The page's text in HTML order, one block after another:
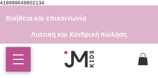
418999649802134
Βοήθεια και επικοινωνία
Λιανική και Χονδρική πώληση